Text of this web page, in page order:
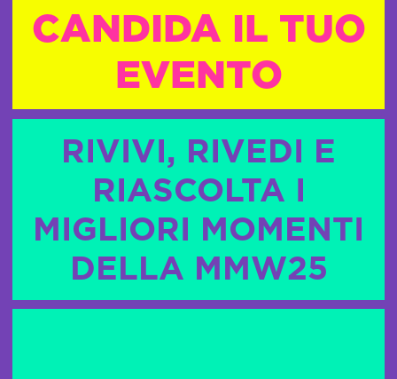
CANDIDA IL TUO
EVENTO
RIVIVI, RIVEDI E
RIASCOLTA I
MIGLIORI MOMENTI
DELLA MMW25